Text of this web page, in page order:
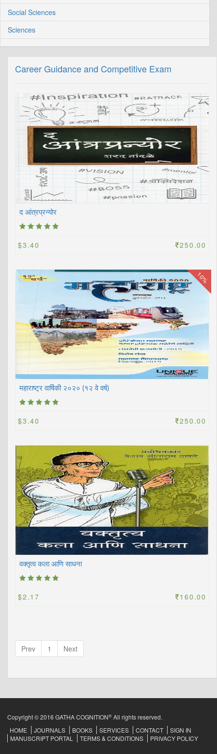
Social Sciences
Sciences
Career Guidance and Competitive Exam
द आंत्रप्रन्योर
$3.40 250.00
10%
महाराष्ट्र वार्षिकी २०२० (१२ वे वर्ष)
$3.40 250.00
वक्तृत्व कला आणि साधना
$2.17 160.00
Prev 1 Next
Copyright © 2016 GATHA COGNITION® All rights reserved.
HOME
JOURNALS BOOKS SERVICES CONTACT
SIGN IN
MANUSCRIPT PORTAL
TERMS & CONDITIONS PRIVACY POLICY